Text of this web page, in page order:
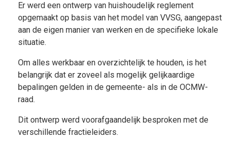
Er werd een ontwerp van huishoudelijk reglement
opgemaakt op basis van het model van VVSG, aangepast
aan de eigen manier van werken en de specifieke lokale
situatie.
Om alles werkbaar en overzichtelijk te houden, is het
belangrijk dat er zoveel als mogelijk gelijkaardige
bepalingen gelden in de gemeente- als in de OCMW-
raad.
Dit ontwerp werd voorafgaandelijk besproken met de
verschillende fractieleiders.